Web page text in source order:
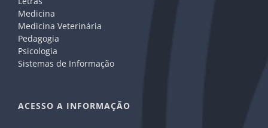
Medicina
Medicina Veterinária
Pedagogia
Psicologia
Sistemas de Informação
ACESSO A INFORMAÇÃO